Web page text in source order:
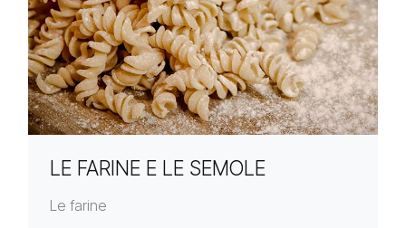
LE FARINE E LE SEMOLE
Le farine